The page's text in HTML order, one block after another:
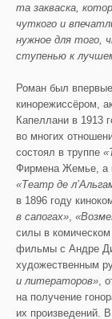
та закваска,
чуткого и
нужное для того,
ступенью к
Роман был
кинорежиссёром,
Капеллани в 1913
во многих
состоял в труппе
Фирмена Жемье, а
«Театр де
в 1896 году
в сапогах»,
силы в
фильмы с Андре
художественным
и литераторов»,
на получение
их произведений.